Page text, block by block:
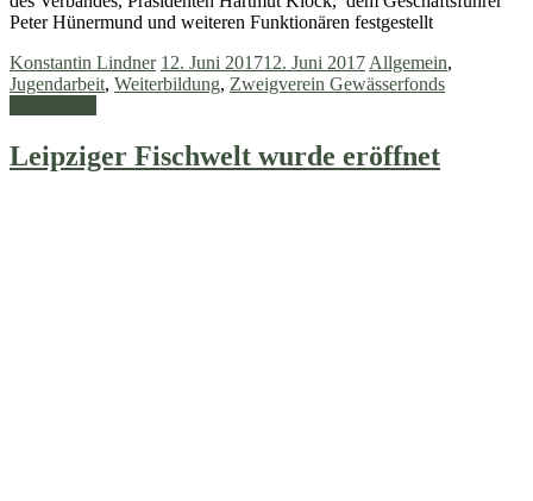
Peter Hünermund und weiteren Funktionären festgestellt
Konstantin Lindner 12. Juni 201712. Juni 2017 Allgemein,
Jugendarbeit, Weiterbildung, Zweigverein Gewässerfonds
Leipziger Fischwelt wurde eröffnet